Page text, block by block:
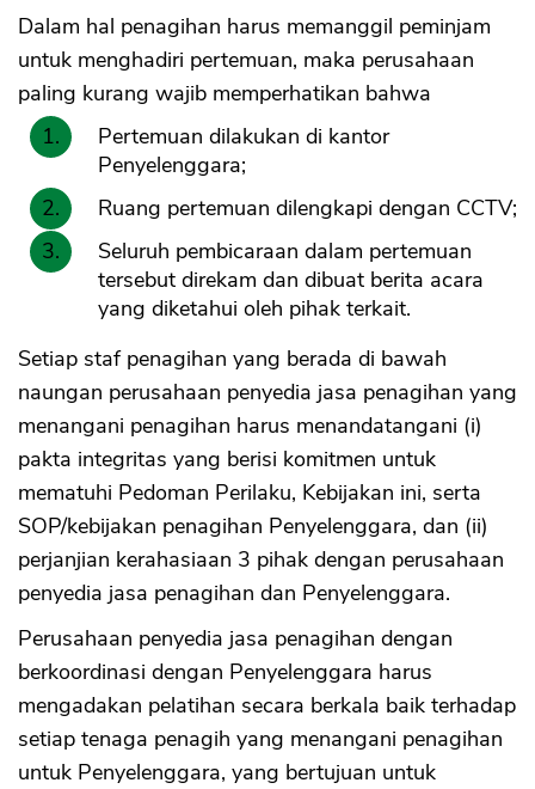
Dalam hal penagihan harus memanggil peminjam
untuk menghadiri pertemuan, maka perusahaan
paling kurang wajib memperhatikan bahwa
Pertemuan dilakukan di kantor
Penyelenggara;
Ruang pertemuan dilengkapi dengan CCTV;
Seluruh pembicaraan dalam pertemuan
tersebut direkam dan dibuat berita acara
yang diketahui oleh pihak terkait.
Setiap staf penagihan yang berada di bawah
naungan perusahaan penyedia jasa penagihan yang
menangani penagihan harus menandatangani (i)
pakta integritas yang berisi komitmen untuk
mematuhi Pedoman Perilaku, Kebijakan ini, serta
SOP/kebijakan penagihan Penyelenggara, dan (ii)
perjanjian kerahasiaan 3 pihak dengan perusahaan
penyedia jasa penagihan dan Penyelenggara.
Perusahaan penyedia jasa penagihan dengan
berkoordinasi dengan Penyelenggara harus
mengadakan pelatihan secara berkala baik terhadap
setiap tenaga penagih yang menangani penagihan
untuk Penyelenggara, yang bertujuan untuk